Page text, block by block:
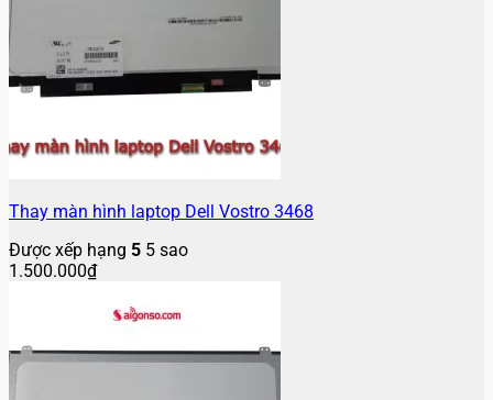
Thay màn hình laptop Dell Vostro 3468
Được xếp hạng 5 5 sao
1.500.000₫